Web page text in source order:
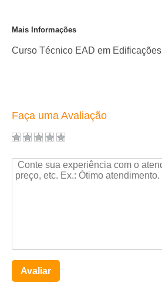
Mais Informações
Curso Técnico EAD em Edificações
Faça uma Avaliação
Avaliar